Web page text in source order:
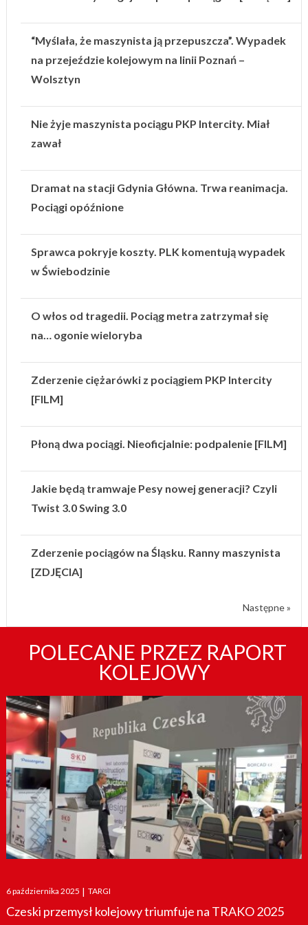
“Myślała, że maszynista ją przepuszcza”. Wypadek
na przejeździe kolejowym na linii Poznań –
Wolsztyn
Nie żyje maszynista pociągu PKP Intercity. Miał
zawał
Dramat na stacji Gdynia Główna. Trwa reanimacja.
Pociągi opóźnione
Sprawca pokryje koszty. PLK komentują wypadek
w Świebodzinie
O włos od tragedii. Pociąg metra zatrzymał się
na… ogonie wieloryba
Zderzenie ciężarówki z pociągiem PKP Intercity
[FILM]
Płoną dwa pociągi. Nieoficjalnie: podpalenie [FILM]
Jakie będą tramwaje Pesy nowej generacji? Czyli
Twist 3.0 Swing 3.0
Zderzenie pociągów na Śląsku. Ranny maszynista
[ZDJĘCIA]
Następne »
POLECANE PRZEZ RAPORT
KOLEJOWY
Posted
on
6 października 2025 | TARGI
Czeski przemysł kolejowy triumfuje na TRAKO 2025